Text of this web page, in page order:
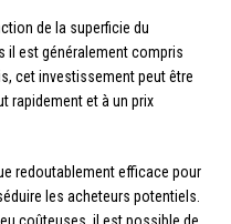
de la superficie du
il est généralement compris
cet investissement peut être
rapidement et à un prix
redoutablement efficace pour
les acheteurs potentiels.
coûteuses, il est possible de